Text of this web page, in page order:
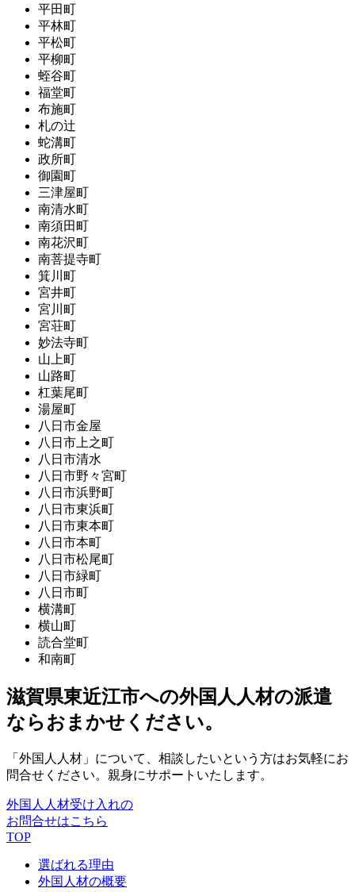
平田町
平林町
平松町
平柳町
蛭谷町
福堂町
布施町
札の辻
蛇溝町
政所町
御園町
三津屋町
南清水町
南須田町
南花沢町
南菩提寺町
箕川町
宮井町
宮川町
宮荘町
妙法寺町
山上町
山路町
杠葉尾町
湯屋町
八日市金屋
八日市上之町
八日市清水
八日市野々宮町
八日市浜野町
八日市東浜町
八日市東本町
八日市本町
八日市松尾町
八日市緑町
八日市町
横溝町
横山町
読合堂町
和南町
滋賀県東近江市への外国人人材の派遣
ならおまかせください。
「外国人人材」について、相談したいという方はお気軽にお
問合せください。親身にサポートいたします。
外国人人材受け入れの
お問合せはこちら
TOP
選ばれる理由
外国人材の概要